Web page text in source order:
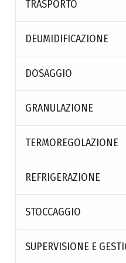
TRASPORTO
DEUMIDIFICAZIONE
DOSAGGIO
GRANULAZIONE
TERMOREGOLAZIONE
REFRIGERAZIONE
STOCCAGGIO
SUPERVISIONE E